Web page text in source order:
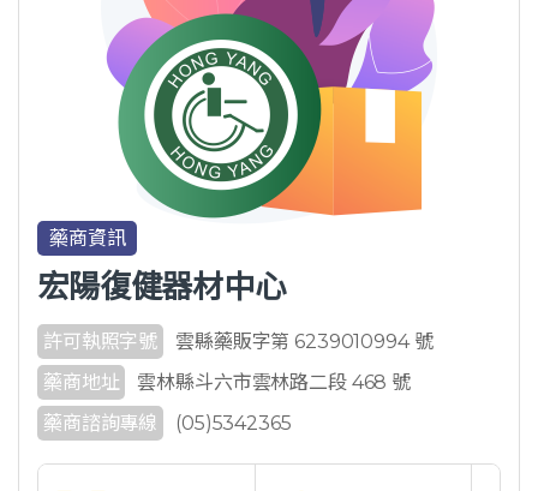
藥商資訊
宏陽復健器材中心
許可執照字號
雲縣藥販字第 6239010994 號
藥商地址
雲林縣斗六市雲林路二段 468 號
藥商諮詢專線
(05)5342365